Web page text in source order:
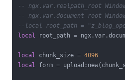
-- ngx.var.realpath_root
-- ngx.var.document_root
--local root_path =
local root_path =
local chunk_size = 4096
local form =